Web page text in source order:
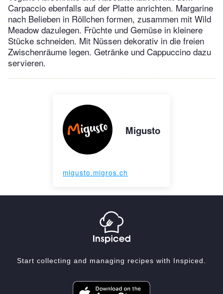
Carpaccio ebenfalls auf der Platte anrichten. Margarine
nach Belieben in Röllchen formen, zusammen mit Wild
Meadow dazulegen. Früchte und Gemüse in kleinere
Stücke schneiden. Mit Nüssen dekorativ in die freien
Zwischenräume legen. Getränke und Cappuccino dazu
servieren.
Migusto
migusto.migros.ch
Start collecting and managing recipes with Inspiced.